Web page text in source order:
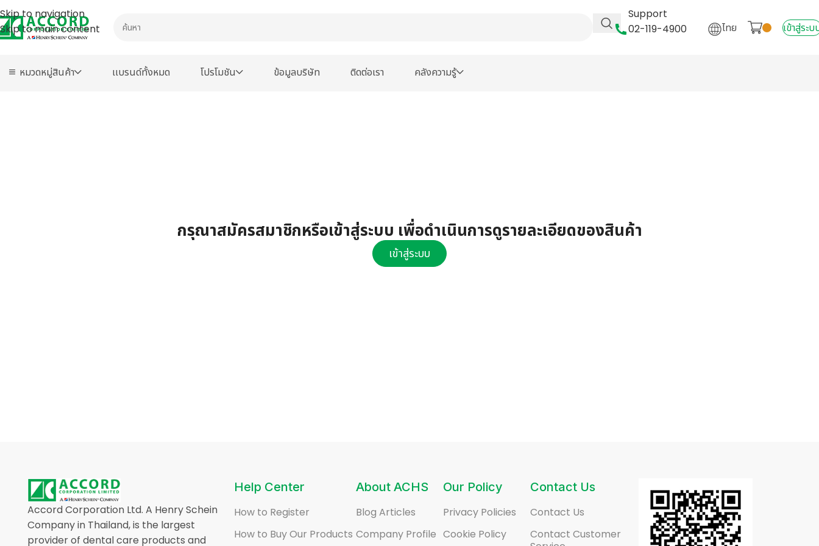
Skip to navigation
Skip to main content
Support
02-119-4900
ไทย เข้าสู่ระบ
หมวดหมู่สินค้า เเบรนด์ทั้งหมด โปรโมชัน ข้อมูลบริษัท ติดต่อเรา คลังความรู้
กรุณาสมัครสมาชิกหรือเข้าสู่ระบบ เพื่อดำเนินการดูรายละเอียดของสินค้า
เข้าสู่ระบบ
Accord Corporation Ltd. A Henry Schein
Company in Thailand, is the largest
provider of dental care products and
Help Center
How to Register
How to Buy Our Products
About ACHS
Blog Articles
Company Profile
Our Policy
Privacy Policies
Cookie Policy
Contact Us
Contact Us
Contact Customer